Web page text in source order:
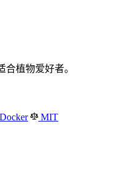
植物爱好者。
Docker MIT